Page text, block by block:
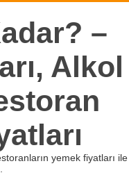
–
Alkol
yemek fiyatları ile